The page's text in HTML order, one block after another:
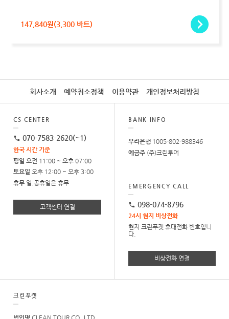
147,840원(3,300 바트)
회사소개 예약취소정책 이용약관 개인정보처리방침
CS CENTER
070-7583-2620(~1)
한국 시간 기준
평일 오전 11:00 ~ 오후 07:00
토요일 오후 12:00 ~ 오후 3:00
휴무 일.공휴일은 휴무
고객센터 연결
BANK INFO
우리은행 1005-802-988346
예금주 (주)크린투어
EMERGENCY CALL
098-074-8796
24시 현지 비상전화
현지 크린푸켓 휴대전화 번호입니
다.
비상전화 연결
크린푸켓
법인명 CLEAN TOUR CO.,LTD